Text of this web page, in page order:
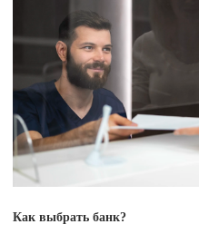
Как выбрать банк?